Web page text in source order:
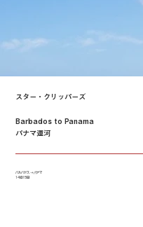
スター・クリッパーズ
Barbados to Panama
パナマ運河
バルバドス → パナマ
14泊15日